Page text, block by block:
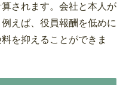
されます。会社と本人が
えば、役員報酬を低めに
を抑えることができま